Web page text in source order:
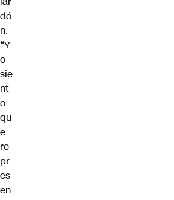
dó
n.
“Y
o
sie
nt
o
qu
e
re
pr
es
en